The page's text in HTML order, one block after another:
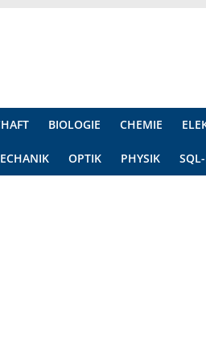
BIOLOGIE CHEMIE
OPTIK PHYSIK